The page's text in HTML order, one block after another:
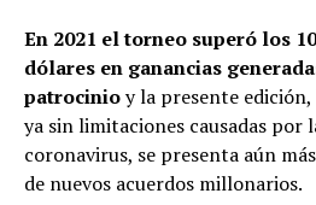
En 2021 el torneo superó los
dólares en ganancias
patrocinioy la presente
ya sin limitaciones causadas por
coronavirus, se presenta aún
de nuevos acuerdos millonarios.